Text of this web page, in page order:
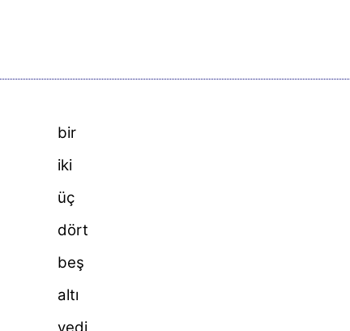
bir
iki
üç
dört
beş
altı